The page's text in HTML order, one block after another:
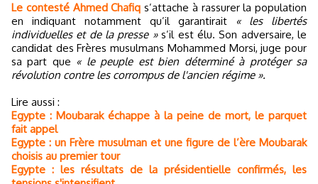
Le contesté Ahmed Chafiq s’attache à rassurer la population
en indiquant notamment qu’il garantirait
« les libertés
individuelles et de la presse »s’il est élu. Son adversaire, le
candidat des Frères musulmans Mohammed Morsi, juge pour
sa part que « le peuple est bien déterminé à protéger sa
révolution contre les corrompus de l'ancien régime ».
Lire aussi :
Egypte : Moubarak échappe à la peine de mort, le parquet
fait appel
Egypte : un Frère musulman et une figure de l’ère Moubarak
choisis au premier tour
Egypte : les résultats de la présidentielle confirmés, les